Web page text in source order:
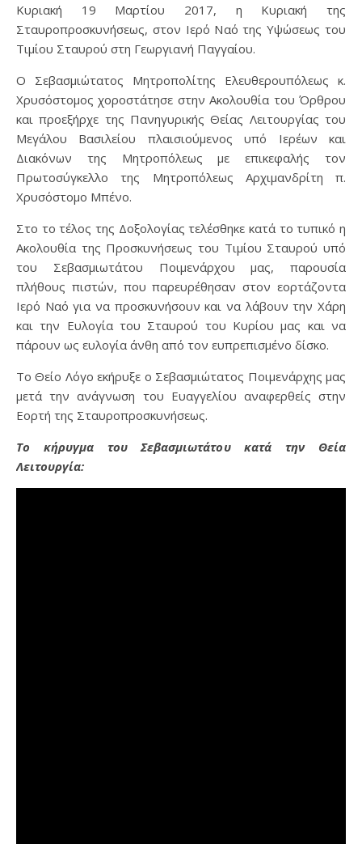
Κυριακή 19 Μαρτίου 2017, η Κυριακή της
Σταυροπροσκυνήσεως, στον Ιερό Ναό της Υψώσεως του
Τιμίου Σταυρού στη Γεωργιανή Παγγαίου.
Ο Σεβασμιώτατος Μητροπολίτης Ελευθερουπόλεως κ.
Χρυσόστομος χοροστάτησε στην Ακολουθία του Όρθρου
και προεξήρχε της Πανηγυρικής Θείας Λειτουργίας του
Μεγάλου Βασιλείου πλαισιούμενος υπό Ιερέων και
Διακόνων της Μητροπόλεως με επικεφαλής τον
Πρωτοσύγκελλο της Μητροπόλεως Αρχιμανδρίτη π.
Χρυσόστομο Μπένο.
Στο το τέλος της Δοξολογίας τελέσθηκε κατά το τυπικό η
Ακολουθία της Προσκυνήσεως του Τιμίου Σταυρού υπό
του Σεβασμιωτάτου Ποιμενάρχου μας, παρουσία
πλήθους πιστών, που παρευρέθησαν στον εορτάζοντα
Ιερό Ναό για να προσκυνήσουν και να λάβουν την Χάρη
και την Ευλογία του Σταυρού του Κυρίου μας και να
πάρουν ως ευλογία άνθη από τον ευπρεπισμένο δίσκο.
Το Θείο Λόγο εκήρυξε ο Σεβασμιώτατος Ποιμενάρχης μας
μετά την ανάγνωση του Ευαγγελίου αναφερθείς στην
Εορτή της Σταυροπροσκυνήσεως.
Το κήρυγμα του Σεβασμιωτάτου κατά την Θεία
Λειτουργία: